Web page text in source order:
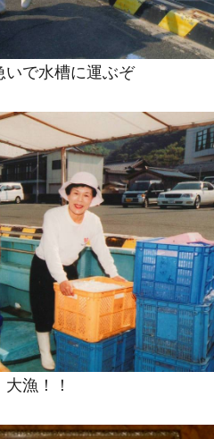
いで水槽に運ぶぞ
漁！！